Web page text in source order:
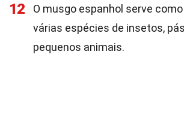
12
O musgo espanhol serve
várias espécies de insetos,
pequenos animais.